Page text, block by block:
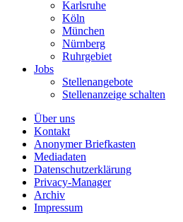
Karlsruhe
Köln
München
Nürnberg
Ruhrgebiet
Jobs
Stellenangebote
Stellenanzeige schalten
Über uns
Kontakt
Anonymer Briefkasten
Mediadaten
Datenschutzerklärung
Privacy-Manager
Archiv
Impressum